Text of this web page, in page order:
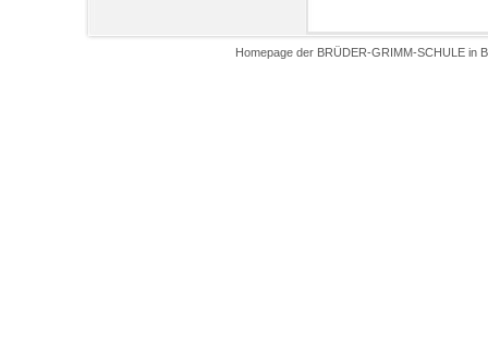
Homepage der BRÜDER-GRIMM-SCHULE in